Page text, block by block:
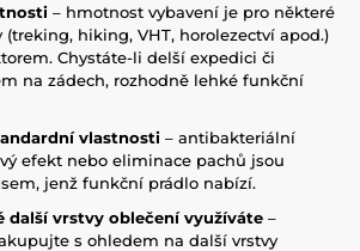
– hmotnost vybavení je pro některé
hiking, VHT, horolezectví apod.)
Chystáte-li delší expedici či
na zádech, rozhodně lehké funkční
vlastnosti – antibakteriální
efekt nebo eliminace pachů jsou
jenž funkční prádlo nabízí.
další vrstvy oblečení využíváte –
s ohledem na další vrstvy